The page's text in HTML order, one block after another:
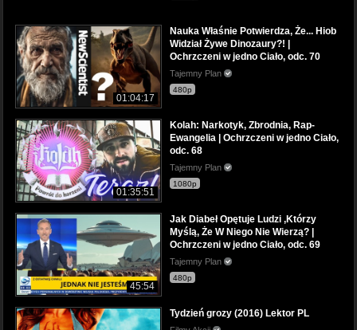
01:04:17
Nauka Właśnie Potwierdza, Że... Hiob
Widział Żywe Dinozaury?! |
Ochrzczeni w jedno Ciało, odc. 70
Tajemny Plan
480p
01:35:51
Kolah: Narkotyk, Zbrodnia, Rap-
Ewangelia | Ochrzczeni w jedno Ciało,
odc. 68
Tajemny Plan
1080p
45:54
Jak Diabeł Opętuje Ludzi ,Którzy
Myślą, Że W Niego Nie Wierzą? |
Ochrzczeni w jedno Ciało, odc. 69
Tajemny Plan
480p
Tydzień grozy (2016) Lektor PL